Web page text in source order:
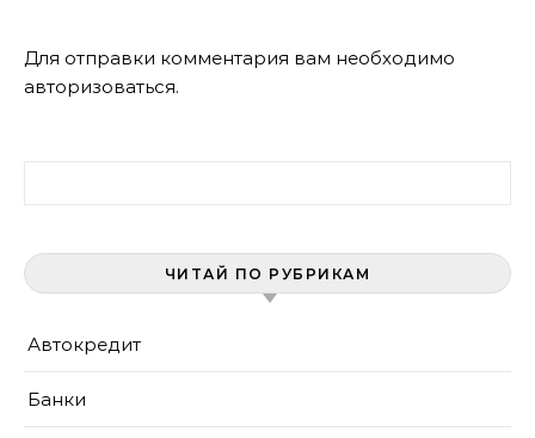
Для отправки комментария вам необходимо
авторизоваться.
ЧИТАЙ ПО РУБРИКАМ
Автокредит
Банки